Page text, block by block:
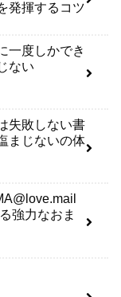
発揮するコツ
一度しかでき
ない
失敗しない書
まじないの体
強力なおま